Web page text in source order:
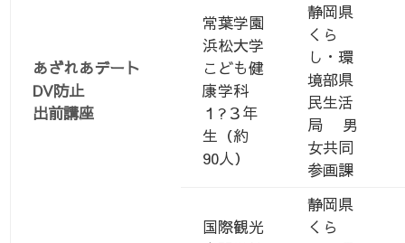
あざれあデート
DV防止
出前講座
常葉学園
浜松大学
こども健
康学科
１?３年
生（約
90人）
静岡県
くら
し・環
境部県
民生活
局 男
女共同
参画課
国際観光
静岡県
くら